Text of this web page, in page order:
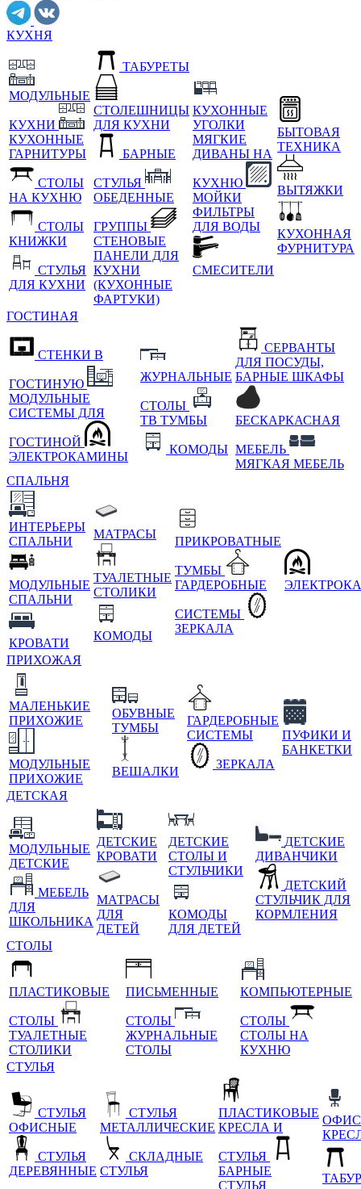
КУХНЯ
МОДУЛЬНЫЕ
КУХНИ
КУХОННЫЕ
ГАРНИТУРЫ
СТОЛЫ
НА КУХНЮ
СТОЛЫ
КНИЖКИ
СТУЛЬЯ
ДЛЯ КУХНИ
ТАБУРЕТЫ
СТОЛЕШНИЦЫ
ДЛЯ КУХНИ
БАРНЫЕ
СТУЛЬЯ
ОБЕДЕННЫЕ
ГРУППЫ
СТЕНОВЫЕ
ПАНЕЛИ ДЛЯ
КУХНИ
(КУХОННЫЕ
ФАРТУКИ)
КУХОННЫЕ
УГОЛКИ
МЯГКИЕ
ДИВАНЫ НА
КУХНЮ
МОЙКИ
ФИЛЬТРЫ
ДЛЯ ВОДЫ
СМЕСИТЕЛИ
БЫТОВАЯ
ТЕХНИКА
ВЫТЯЖКИ
КУХОННАЯ
ФУРНИТУРА
ГОСТИНАЯ
СТЕНКИ В
ГОСТИНУЮ
МОДУЛЬНЫЕ
СИСТЕМЫ ДЛЯ
ГОСТИНОЙ
ЭЛЕКТРОКАМИНЫ
ЖУРНАЛЬНЫЕ
СТОЛЫ
ТВ ТУМБЫ
КОМОДЫ
СЕРВАНТЫ
ДЛЯ ПОСУДЫ,
БАРНЫЕ ШКАФЫ
БЕСКАРКАСНАЯ
МЕБЕЛЬ
МЯГКАЯ МЕБЕЛЬ
СПАЛЬНЯ
ИНТЕРЬЕРЫ
СПАЛЬНИ
МОДУЛЬНЫЕ
СПАЛЬНИ
КРОВАТИ
МАТРАСЫ
ТУАЛЕТНЫЕ
СТОЛИКИ
КОМОДЫ
ПРИКРОВАТНЫЕ
ТУМБЫ
ГАРДЕРОБНЫЕ
СИСТЕМЫ
ЗЕРКАЛА
ПРИХОЖАЯ
МАЛЕНЬКИЕ
ПРИХОЖИЕ
МОДУЛЬНЫЕ
ПРИХОЖИЕ
ОБУВНЫЕ
ТУМБЫ
ВЕШАЛКИ
ГАРДЕРОБНЫЕ
СИСТЕМЫ
ЗЕРКАЛА
ПУФИКИ И
БАНКЕТКИ
ДЕТСКАЯ
МОДУЛЬНЫЕ
ДЕТСКИЕ
МЕБЕЛЬ
ДЛЯ
ШКОЛЬНИКА
ДЕТСКИЕ
КРОВАТИ
МАТРАСЫ
ДЛЯ
ДЕТЕЙ
ДЕТСКИЕ
СТОЛЫ И
СТУЛЬЧИКИ
КОМОДЫ
ДЛЯ ДЕТЕЙ
ДЕТСКИЕ
ДИВАНЧИКИ
ДЕТСКИЙ
СТУЛЬЧИК ДЛЯ
КОРМЛЕНИЯ
СТОЛЫ
ПЛАСТИКОВЫЕ
СТОЛЫ
ТУАЛЕТНЫЕ
СТОЛИКИ
ПИСЬМЕННЫЕ
СТОЛЫ
ЖУРНАЛЬНЫЕ
СТОЛЫ
КОМПЬЮТЕРНЫЕ
СТОЛЫ
СТОЛЫ НА
КУХНЮ
СТУЛЬЯ
СТУЛЬЯ
ОФИСНЫЕ
СТУЛЬЯ
ДЕРЕВЯННЫЕ
СТУЛЬЯ
МЕТАЛЛИЧЕСКИЕ
СКЛАДНЫЕ
СТУЛЬЯ
ПЛАСТИКОВЫЕ
КРЕСЛА И
СТУЛЬЯ
БАРНЫЕ
СТУЛЬЯ